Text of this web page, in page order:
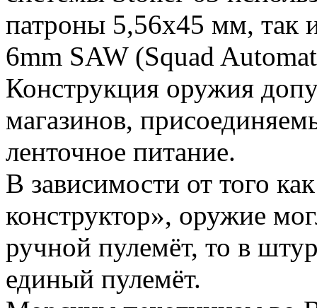
патроны 5,56х45 мм, так
6mm SAW (Squad
Конструкция оружия
магазинов,
ленточное питание.
В зависимости от того
конструктор», оружие
ручной пулемёт, то в
единый пулемёт.